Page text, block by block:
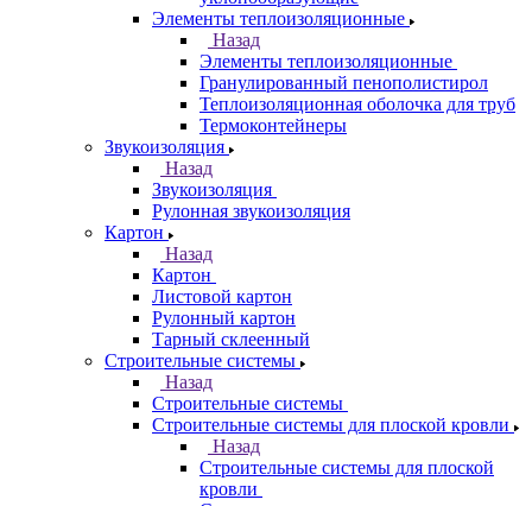
Элементы теплоизоляционные
Назад
Элементы теплоизоляционные
Гранулированный пенополистирол
Теплоизоляционная оболочка для труб
Термоконтейнеры
Звукоизоляция
Назад
Звукоизоляция
Рулонная звукоизоляция
Картон
Назад
Картон
Листовой картон
Рулонный картон
Тарный склеенный
Строительные системы
Назад
Строительные системы
Строительные системы для плоской кровли
Назад
Строительные системы для плоской
кровли